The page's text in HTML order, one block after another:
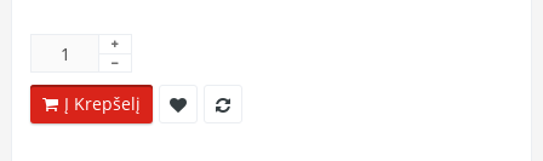
Į Krepšelį